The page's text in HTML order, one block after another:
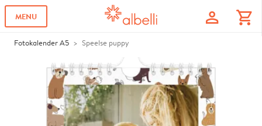
MENU profile shopping_cart
Fotokalender A5 Speelse puppy